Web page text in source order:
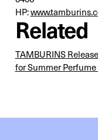
HP:
Related
TAMBURINS
for Summer